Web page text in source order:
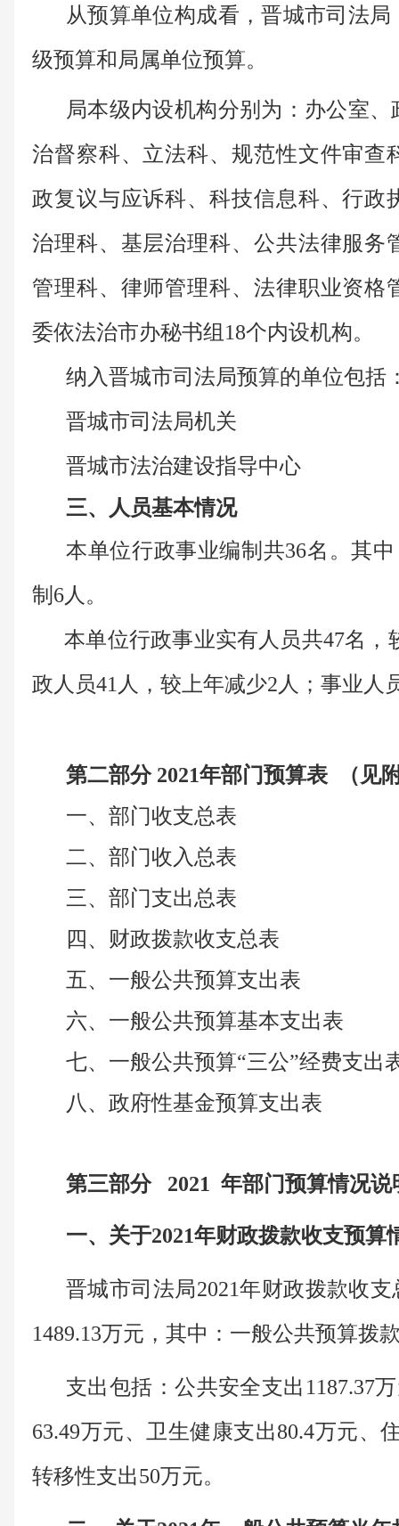
从预算单位构成看，晋城市司法
级预算和局属单位预算。
局本级内设机构分别为：办公室
治督察科、立法科、规范性文件审查
政复议与应诉科、科技信息科、行政
治理科、基层治理科、公共法律服务
管理科、律师管理科、法律职业资格
委依法治市办秘书组18个内设机构。
纳入晋城市司法局预算的单位包括
晋城市司法局机关
晋城市法治建设指导中心
三、人员基本情况
本单位行政事业编制共36名。其
制6人。
本单位行政事业实有人员共47名，
政人员41人，较上年减少2人；事业人
第二部分 2021年部门预算表 （见
一、部门收支总表
二、部门收入总表
三、部门支出总表
四、财政拨款收支总表
五、一般公共预算支出表
六、一般公共预算基本支出表
七、一般公共预算“三公”经费支出
八、政府性基金预算支出表
第三部分 2021 年部门预算情况说
一、关于2021年财政拨款收支预算
晋城市司法局2021年财政拨款收
1489.13万元，其中：一般公共预算拨
支出包括：公共安全支出1187.37
63.49万元、卫生健康支出80.4万元、
转移性支出50万元。